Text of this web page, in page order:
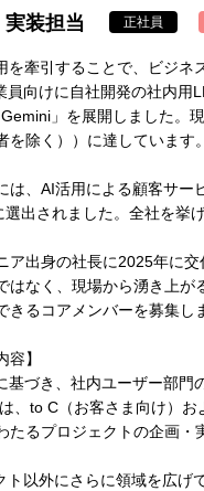
装担当 正社員
を牽引することで、ビジ
員向けに自社開発の社内用
」を展開しました。
を除く））に達しています。
は、AI活用による顧客サー
選出されました。全社を挙
ア出身の社長に2025年に
はなく、現場から湧き上
きるコアメンバーを募集し
容】
基づき、社内ユーザー部門
、to C（お客さま向け）
たるプロジェクトの企画・
以外にさらに領域を広げ